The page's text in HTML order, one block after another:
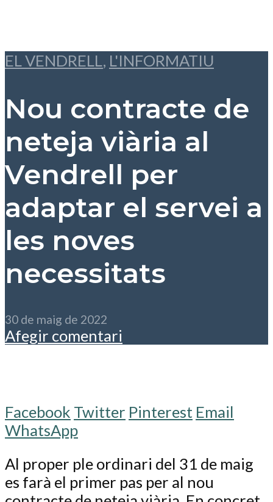
EL VENDRELL , L'INFORMATIU
Nou contracte de
neteja viària al
Vendrell per
adaptar el servei a
les noves
necessitats
30 de maig de 2022
Afegir comentari
Facebook Twitter Pinterest Email
WhatsApp
Al proper ple ordinari del 31 de maig
es farà el primer pas per al nou